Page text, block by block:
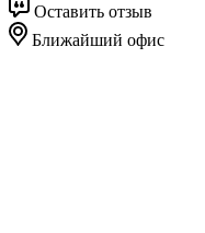
Оставить отзыв
Ближайший офис